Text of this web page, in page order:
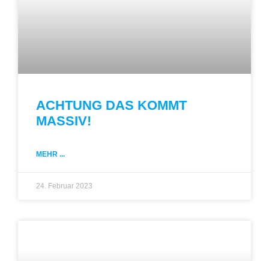
ACHTUNG DAS KOMMT
MASSIV!
MEHR ...
24. Februar 2023